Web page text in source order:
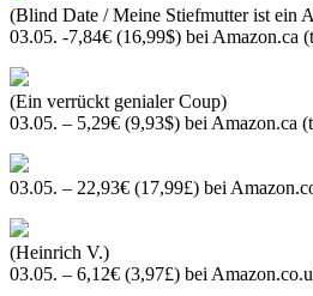
(Blind Date / Meine Stiefmutter ist ein
03.05. -7,84€ (16,99$) bei Amazon.ca
(Ein verrückt genialer Coup)
03.05. – 5,29€ (9,93$) bei Amazon.ca
03.05. – 22,93€ (17,99£) bei
(Heinrich V.)
03.05. – 6,12€ (3,97£) bei